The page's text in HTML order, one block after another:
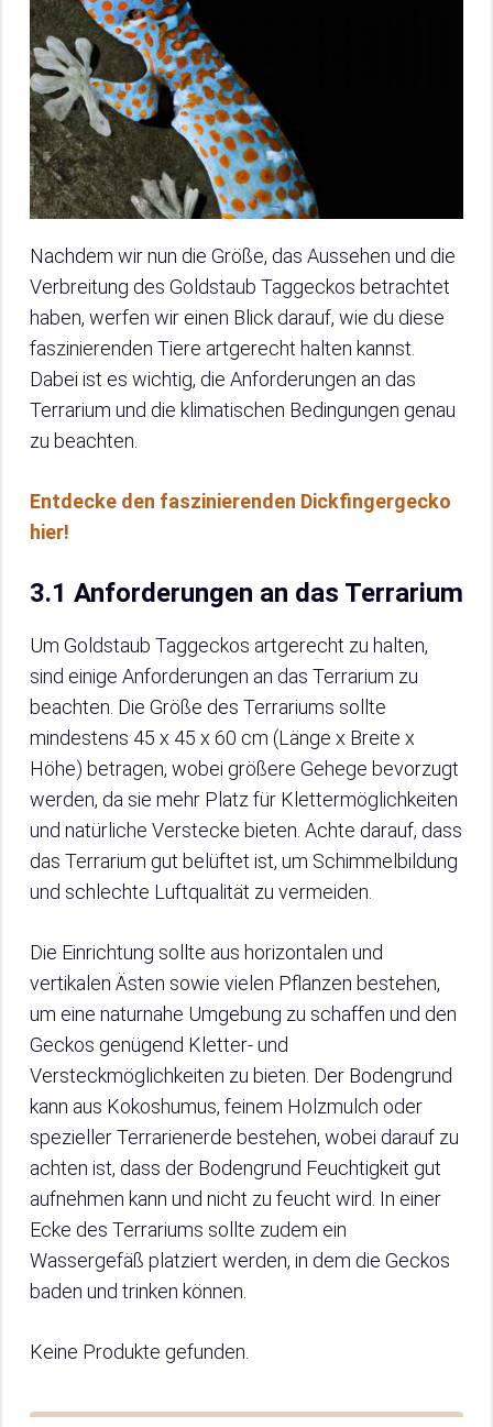
Nachdem wir nun die Größe, das Aussehen und die
Verbreitung des Goldstaub Taggeckos betrachtet
haben, werfen wir einen Blick darauf, wie du diese
faszinierenden Tiere artgerecht halten kannst.
Dabei ist es wichtig, die Anforderungen an das
Terrarium und die klimatischen Bedingungen genau
zu beachten.
Entdecke den faszinierenden Dickfingergecko
hier!
3.1 Anforderungen an das Terrarium
Um Goldstaub Taggeckos artgerecht zu halten,
sind einige Anforderungen an das Terrarium zu
beachten. Die Größe des Terrariums sollte
mindestens 45 x 45 x 60 cm (Länge x Breite x
Höhe) betragen, wobei größere Gehege bevorzugt
werden, da sie mehr Platz für Klettermöglichkeiten
und natürliche Verstecke bieten. Achte darauf, dass
das Terrarium gut belüftet ist, um Schimmelbildung
und schlechte Luftqualität zu vermeiden.
Die Einrichtung sollte aus horizontalen und
vertikalen Ästen sowie vielen Pflanzen bestehen,
um eine naturnahe Umgebung zu schaffen und den
Geckos genügend Kletter- und
Versteckmöglichkeiten zu bieten. Der Bodengrund
kann aus Kokoshumus, feinem Holzmulch oder
spezieller Terrarienerde bestehen, wobei darauf zu
achten ist, dass der Bodengrund Feuchtigkeit gut
aufnehmen kann und nicht zu feucht wird. In einer
Ecke des Terrariums sollte zudem ein
Wassergefäß platziert werden, in dem die Geckos
baden und trinken können.
Keine Produkte gefunden.